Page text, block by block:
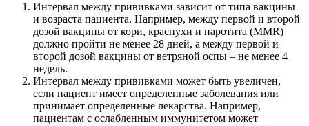
Интервал между прививками зависит от типа вакцины
и возраста пациента. Например, между первой и второй
дозой вакцины от кори, краснухи и паротита (MMR)
должно пройти не менее 28 дней, а между первой и
второй дозой вакцины от ветряной оспы – не менее 4
недель.
Интервал между прививками может быть увеличен,
если пациент имеет определенные заболевания или
принимает определенные лекарства. Например,
пациентам с ослабленным иммунитетом может